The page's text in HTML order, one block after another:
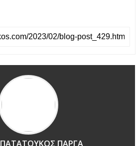
ΠΑΤΑΤΟΥΚΟΣ ΠΑΡΓΑ